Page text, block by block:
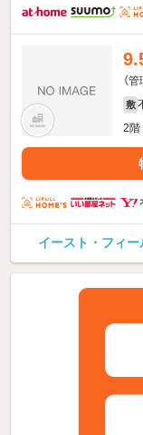
（
敷
2階
イースト・フィ